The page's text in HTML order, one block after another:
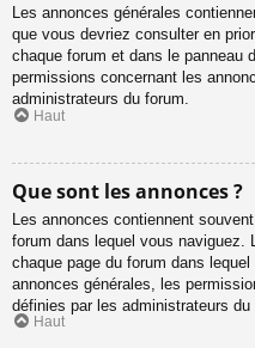
Les annonces générales
que vous devriez consulter en
chaque forum et dans le panneau
permissions concernant les
administrateurs du forum.
Haut
Que sont les annonces ?
Les annonces contiennent
forum dans lequel vous naviguez.
chaque page du forum dans
annonces générales, les
définies par les administrateurs du
Haut